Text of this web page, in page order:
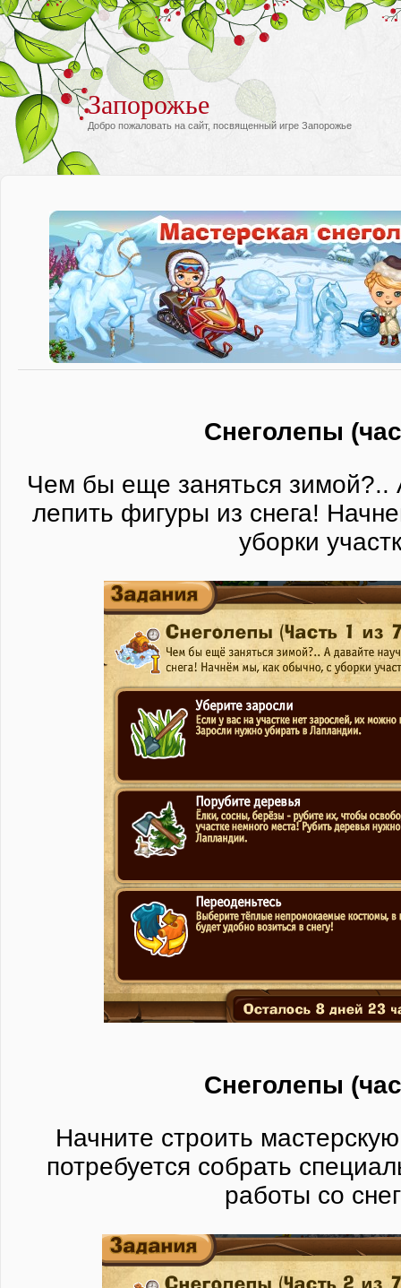
Запорожье
Добро пожаловать на сайт, посвященный игре Запорожье
Снеголепы
Чем бы еще заняться зимой?..
лепить фигуры из снега!
уборки
Снеголепы
Начните строить
потребуется собрать
работы со